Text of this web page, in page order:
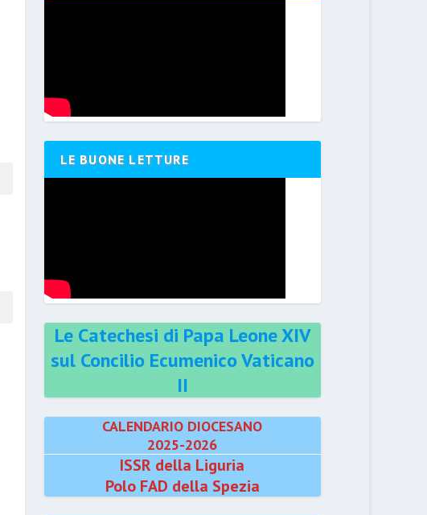
LE BUONE LETTURE
Le Catechesi di Papa Leone XIV
sul Concilio Ecumenico Vaticano
II
CALENDARIO DIOCESANO
2025-2026
ISSR della Liguria
Polo FAD della Spezia